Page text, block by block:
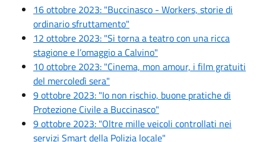
16 ottobre 2023: "Buccinasco - Workers, storie di
ordinario sfruttamento"
12 ottobre 2023: "Si torna a teatro con una ricca
stagione e l’omaggio a Calvino"
10 ottobre 2023: "Cinema, mon amour, i film gratuiti
del mercoledì sera"
9 ottobre 2023: "Io non rischio, buone pratiche di
Protezione Civile a Buccinasco"
9 ottobre 2023: "Oltre mille veicoli controllati nei
servizi Smart della Polizia locale"